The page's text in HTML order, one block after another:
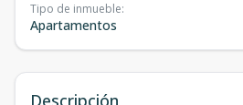
Tipo de inmueble:
Apartamentos
Descripción